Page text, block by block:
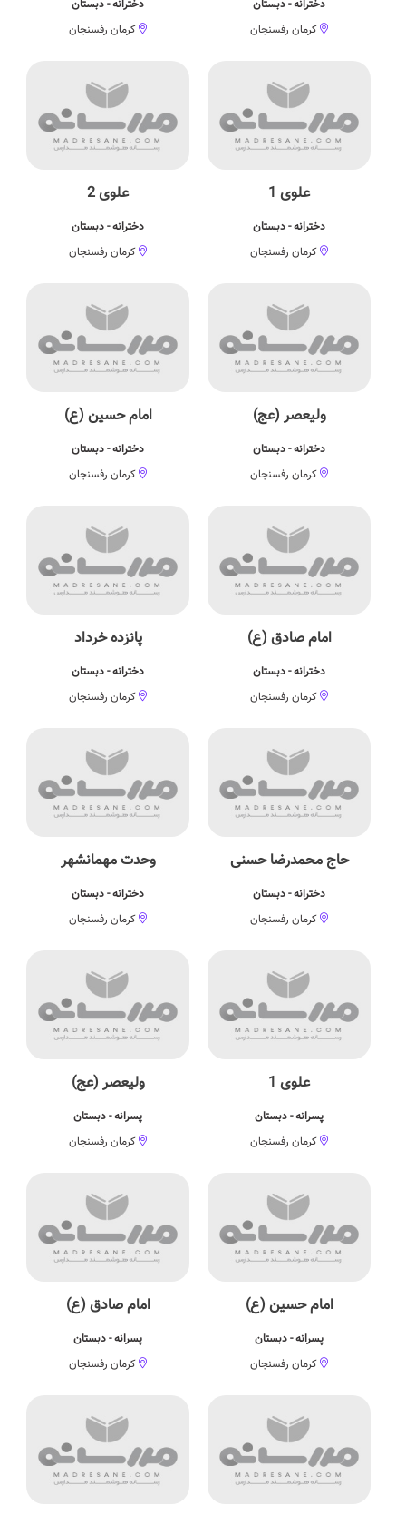
دخترانه - دبستان
کرمان رفسنجان
دخترانه - دبستان
کرمان رفسنجان
علوی 1
دخترانه - دبستان
کرمان رفسنجان
علوی 2
دخترانه - دبستان
کرمان رفسنجان
ولیعصر (عج)
دخترانه - دبستان
کرمان رفسنجان
امام حسین (ع)
دخترانه - دبستان
کرمان رفسنجان
امام صادق (ع)
دخترانه - دبستان
کرمان رفسنجان
پانزده خرداد
دخترانه - دبستان
کرمان رفسنجان
حاج محمدرضا حسنی
دخترانه - دبستان
کرمان رفسنجان
وحدت مهمانشهر
دخترانه - دبستان
کرمان رفسنجان
علوی 1
پسرانه - دبستان
کرمان رفسنجان
ولیعصر (عج)
پسرانه - دبستان
کرمان رفسنجان
امام حسین (ع)
پسرانه - دبستان
کرمان رفسنجان
امام صادق (ع)
پسرانه - دبستان
کرمان رفسنجان